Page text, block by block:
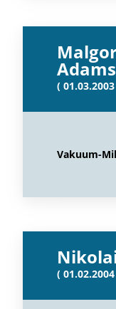
(
Vakuum-
(